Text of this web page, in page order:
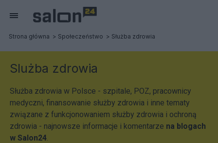
Strona główna Społeczeństwo Służba zdrowia
Slużba zdrowia
Służba zdrowia w Polsce - szpitale, POZ, pracownicy
medyczni, finansowanie służby zdrowia i inne tematy
związane z funkcjonowaniem służby zdrowia i ochroną
zdrowia - najnowsze informacje i komentarze na blogach
w Salon24.